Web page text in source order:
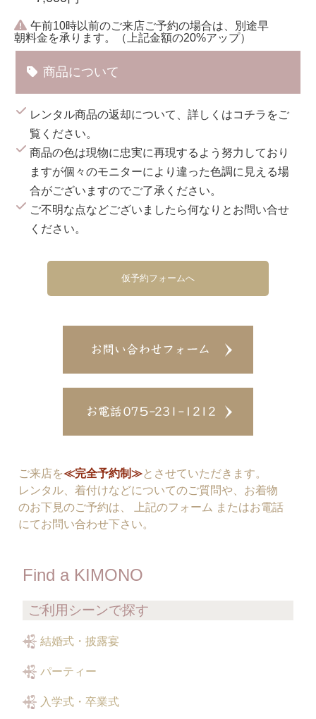
午前10時以前のご来店ご予約の場合は、別途早
朝料金を承ります。（上記金額の20%アップ）
商品について
レンタル商品の返却について、詳しくはコチラ をご
覧ください。
商品の色は現物に忠実に再現するよう努力しており
ますが個々のモニターにより違った色調に見える場
合がございますのでご了承ください。
ご不明な点などございましたら何なりとお問い合せ
ください。
仮予約フォームへ
ご来店を≪完全予約制≫とさせていただきます。
レンタル、着付けなどについてのご質問や、お着物
のお下見のご予約は、 上記のフォーム またはお電話
にてお問い合わせ下さい。
Find a KIMONO
ご利用シーンで探す
結婚式・披露宴
パーティー
入学式・卒業式